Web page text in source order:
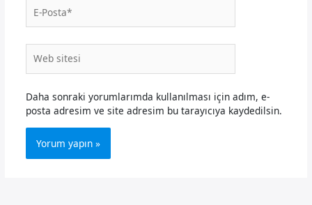
Posta*
sitesi
Daha sonraki yorumlarımda kullanılması için adım, e-
posta adresim ve site adresim bu tarayıcıya kaydedilsin.